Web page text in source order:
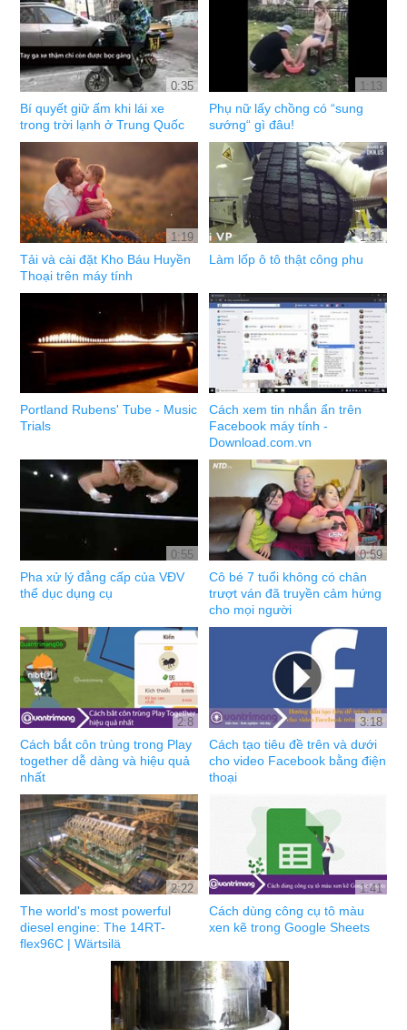
0:35
Bí quyết giữ ấm khi lái xe
trong trời lạnh ở Trung Quốc
1:13
Phụ nữ lấy chồng có “sung
sướng“ gì đâu!
1:19
Tải và cài đặt Kho Báu Huyền
Thoại trên máy tính
1:31
Làm lốp ô tô thật công phu
Portland Rubens' Tube - Music
Trials
Cách xem tin nhắn ẩn trên
Facebook máy tính -
Download.com.vn
0:55
Pha xử lý đẳng cấp của VĐV
thể dục dụng cụ
0:59
Cô bé 7 tuổi không có chân
trượt ván đã truyền cảm hứng
cho mọi người
2:8
Cách bắt côn trùng trong Play
together dễ dàng và hiệu quả
nhất
3:18
Cách tạo tiêu đề trên và dưới
cho video Facebook bằng điện
thoại
2:22
The world's most powerful
diesel engine: The 14RT-
flex96C | Wärtsilä
1:41
Cách dùng công cụ tô màu
xen kẽ trong Google Sheets